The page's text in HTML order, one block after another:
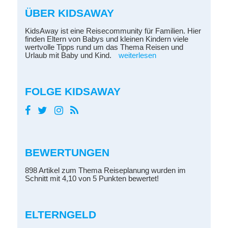
ÜBER KIDSAWAY
KidsAway ist eine Reisecommunity für Familien. Hier
finden Eltern von Babys und kleinen Kindern viele
wertvolle Tipps rund um das Thema Reisen und
Urlaub mit Baby und Kind.
weiterlesen
FOLGE KIDSAWAY
BEWERTUNGEN
898 Artikel zum Thema Reiseplanung wurden im
Schnitt mit 4,10 von 5 Punkten bewertet!
ELTERNGELD